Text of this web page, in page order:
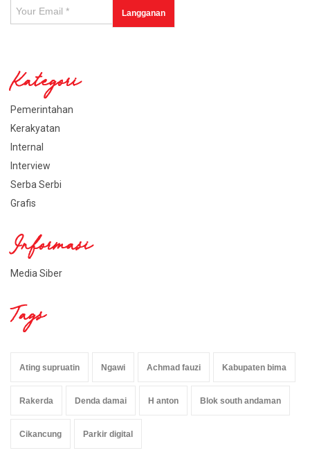
Kategori
Pemerintahan
Kerakyatan
Internal
Interview
Serba Serbi
Grafis
Informasi
Media Siber
Tags
Ating supruatin Ngawi Achmad fauzi Kabupaten bima
Rakerda Denda damai H anton Blok south andaman
Cikancung Parkir digital